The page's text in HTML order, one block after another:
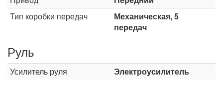
Тип коробки передач
Механическая, 5
передач
Руль
Усилитель руля Электроусилитель